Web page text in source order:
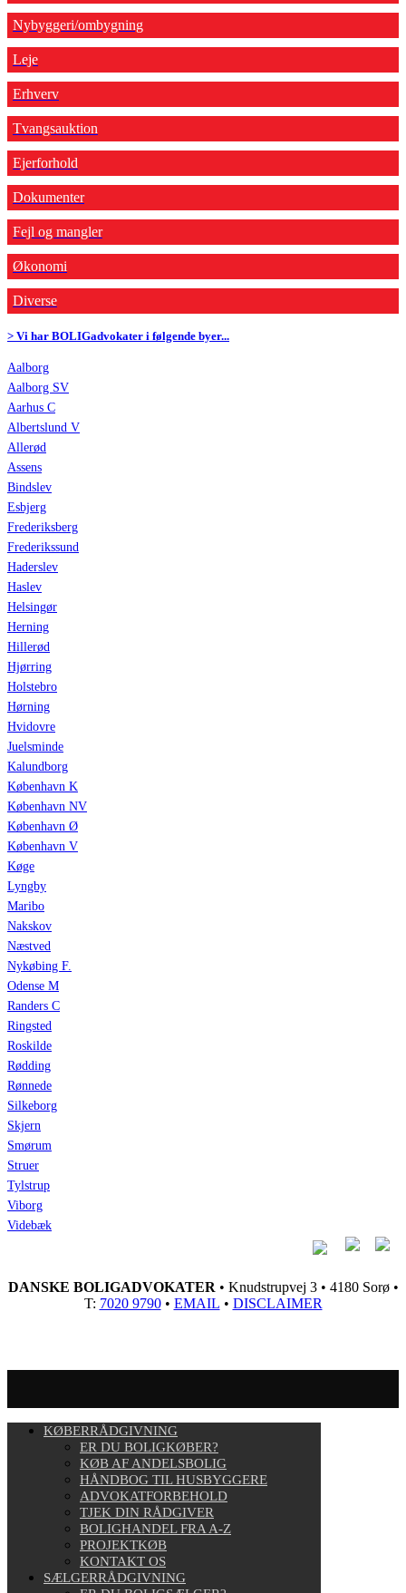
Nybyggeri/ombygning
Leje
Erhverv
Tvangsauktion
Ejerforhold
Dokumenter
Fejl og mangler
Økonomi
Diverse
> Vi har BOLIGadvokater i følgende byer...
Aalborg
Aalborg SV
Aarhus C
Albertslund V
Allerød
Assens
Bindslev
Esbjerg
Frederiksberg
Frederikssund
Haderslev
Haslev
Helsingør
Herning
Hillerød
Hjørring
Holstebro
Hørning
Hvidovre
Juelsminde
Kalundborg
København K
København NV
København Ø
København V
Køge
Lyngby
Maribo
Nakskov
Næstved
Nykøbing F.
Odense M
Randers C
Ringsted
Roskilde
Rødding
Rønnede
Silkeborg
Skjern
Smørum
Struer
Tylstrup
Viborg
Videbæk
DANSKE BOLIGADVOKATER • Knudstrupvej 3 • 4180 Sorø •
T: 7020 9790• EMAIL • DISCLAIMER
KØBERRÅDGIVNING
ER DU BOLIGKØBER?
KØB AF ANDELSBOLIG
HÅNDBOG TIL HUSBYGGERE
ADVOKATFORBEHOLD
TJEK DIN RÅDGIVER
BOLIGHANDEL FRA A-Z
PROJEKTKØB
KONTAKT OS
SÆLGERRÅDGIVNING